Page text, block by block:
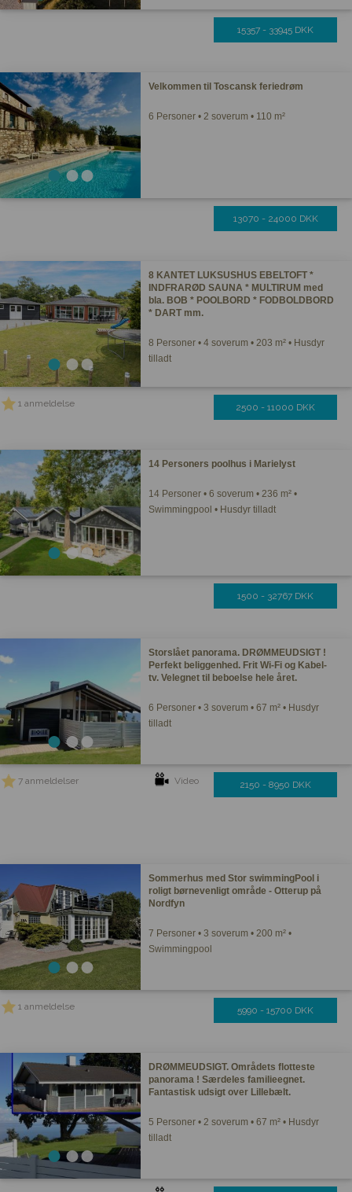
15357 - 33945 DKK
Velkommen til Toscansk feriedrøm
6 Personer • 2 soverum • 110 m²
13070 - 24000 DKK
8 KANTET LUKSUSHUS EBELTOFT *
INDFRARØD SAUNA * MULTIRUM med
bla. BOB * POOLBORD * FODBOLDBORD
* DART mm.
8 Personer • 4 soverum • 203 m² • Husdyr
tilladt
1 anmeldelse 2500 - 11000 DKK
14 Personers poolhus i Marielyst
14 Personer • 6 soverum • 236 m² •
Swimmingpool • Husdyr tilladt
1500 - 32767 DKK
Storslået panorama. DRØMMEUDSIGT !
Perfekt beliggenhed. Frit Wi-Fi og Kabel-
tv. Velegnet til beboelse hele året.
6 Personer • 3 soverum • 67 m² • Husdyr
tilladt
7 anmeldelser Video 2150 - 8950 DKK
Sommerhus med Stor swimmingPool i
roligt børnevenligt område - Otterup på
Nordfyn
7 Personer • 3 soverum • 200 m² •
Swimmingpool
1 anmeldelse 5990 - 15700 DKK
DRØMMEUDSIGT. Områdets flotteste
panorama ! Særdeles familieegnet.
Fantastisk udsigt over Lillebælt.
5 Personer • 2 soverum • 67 m² • Husdyr
tilladt